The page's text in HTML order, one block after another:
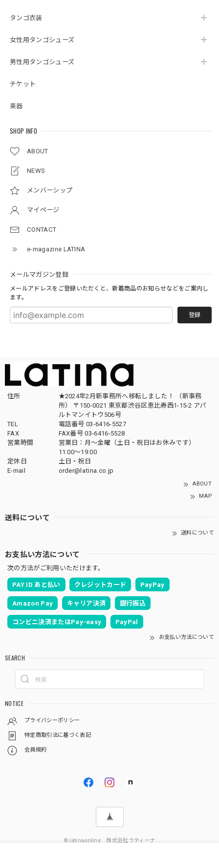
タンゴ衣装
女性用タンゴシューズ
男性用タンゴシューズ
チケット
楽器
SHOP INFO
ABOUT
NEWS
メンバーシップ
マイページ
CONTACT
e-magazine LATINA
メールマガジン登録
メールアドレスをご登録いただくと、新着商品のお知らせなどをご案内し
ます。
登録
住所
★2024年2月新事務所へ移転しました！ （新事務
所） 〒150-0021 東京都渋谷区恵比寿西1-15-2 アパ
ルトマンイトウ506号
TEL
電話番号 03-6416-5527
FAX
FAX番号 03-6416-5528
営業時間
営業日：月〜金曜（土日・祝日はお休みです）
11:00〜19:00
定休日
土日・祝日
E-mail
order@latina.co.jp
ABOUT
MAP
送料について
送料について
お支払い方法について
次の方法がご利用いただけます。
PAY ID あと払い クレジットカード PayPay
Amazon Pay キャリア決済 銀行振込
コンビニ決済またはPay-easy PayPal
お支払い方法について
SEARCH
NOTICE
プライバシーポリシー
特定商取引法に基づく表記
会員規約
© latinaonline 株式会社ラティーナ